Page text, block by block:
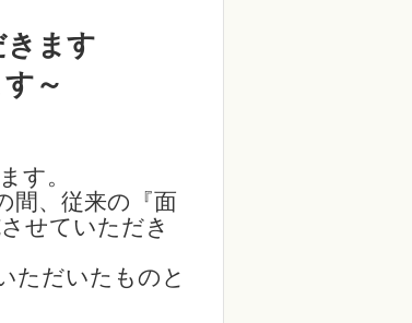
きます
～
す。
間、従来の『面
せていただき
ただいたものと